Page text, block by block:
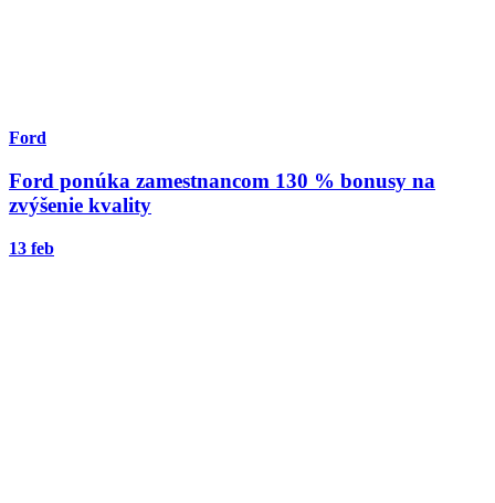
Ford
Ford ponúka zamestnancom 130 % bonusy na
zvýšenie kvality
13 feb